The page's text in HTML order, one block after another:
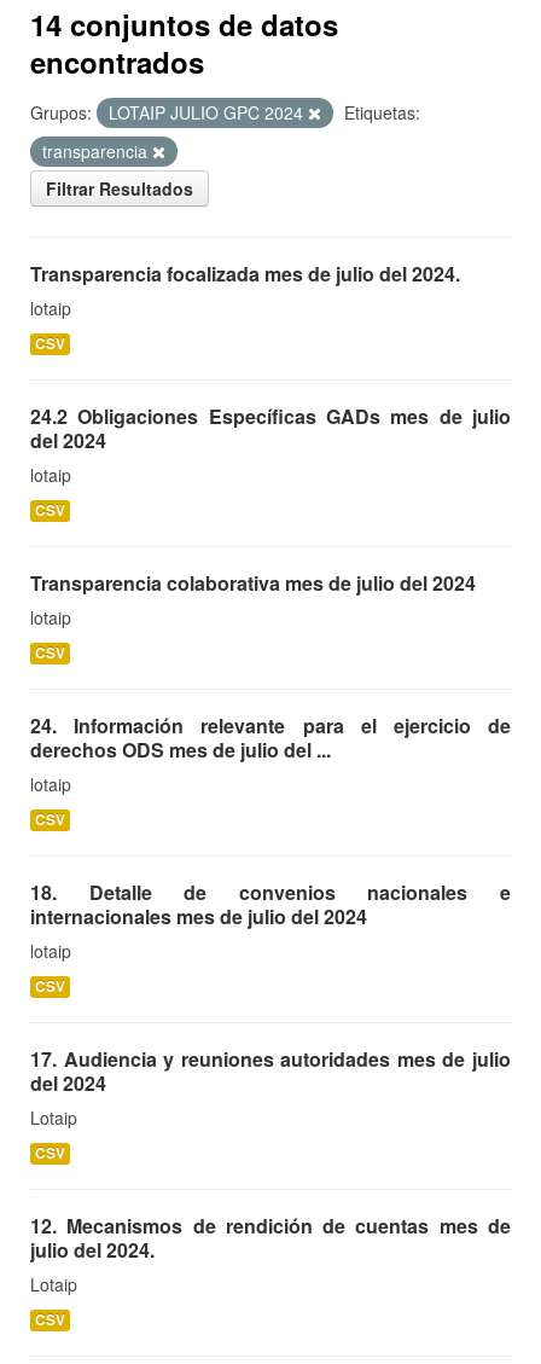
14 conjuntos de datos
encontrados
Grupos: LOTAIP JULIO GPC 2024
Etiquetas:
transparencia
Filtrar Resultados
Transparencia focalizada mes de julio del 2024.
lotaip
CSV
24.2 Obligaciones Específicas GADs mes de julio
del 2024
lotaip
CSV
Transparencia colaborativa mes de julio del 2024
lotaip
CSV
24. Información relevante para el ejercicio de
derechos ODS mes de julio del ...
lotaip
CSV
18. Detalle de convenios nacionales e
internacionales mes de julio del 2024
lotaip
CSV
17. Audiencia y reuniones autoridades mes de julio
del 2024
Lotaip
CSV
12. Mecanismos de rendición de cuentas mes de
julio del 2024.
Lotaip
CSV